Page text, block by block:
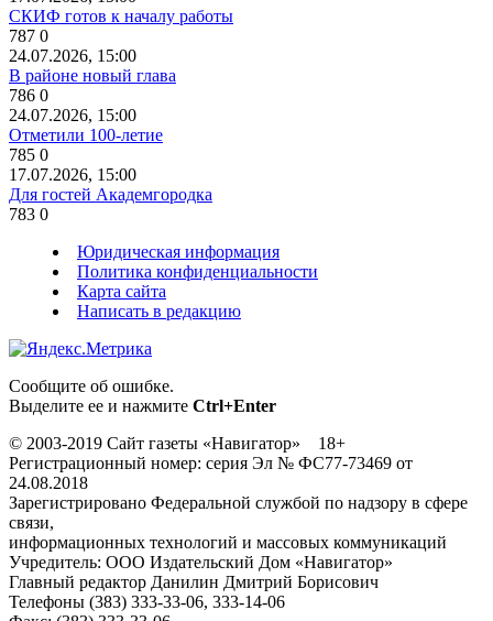
СКИФ готов к началу работы
787 0
24.07.2026, 15:00
В районе новый глава
786 0
24.07.2026, 15:00
Отметили 100-летие
785 0
17.07.2026, 15:00
Для гостей Академгородка
783 0
Юридическая информация
Политика конфиденциальности
Карта сайта
Написать в редакцию
Сообщите об ошибке.
Выделите ее и нажмите Ctrl+Enter
© 2003-2019 Сайт газеты «Навигатор» 18+
Регистрационный номер: серия Эл № ФС77-73469 от
24.08.2018
Зарегистрировано Федеральной службой по надзору в сфере
связи,
информационных технологий и массовых коммуникаций
Учредитель: ООО Издательский Дом «Навигатор»
Главный редактор Данилин Дмитрий Борисович
Телефоны (383) 333-33-06, 333-14-06